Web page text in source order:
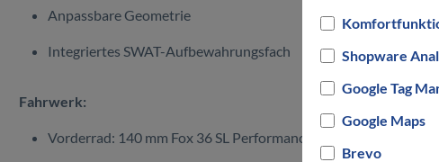
Anpassbare Geometrie
Integriertes SWAT-Aufbewahrungsfach
Fahrwerk:
Vorderrad: 140 mm Fox 36 SL Performance Elite Grip XR
Shopware
Google Tag
Google Maps
Brevo